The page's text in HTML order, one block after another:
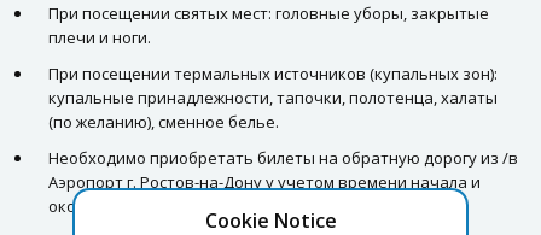
При посещении святых мест: головные уборы, закрытые
плечи и ноги.
При посещении термальных источников (купальных зон):
купальные принадлежности, тапочки, полотенца, халаты
(по желанию), сменное белье.
Необходимо приобретать билеты на обратную дорогу из /в
Аэропорт г. Ростов-на-Дону у учетом времени начала и
окончания экскурсионного тура.
Cookie Notice